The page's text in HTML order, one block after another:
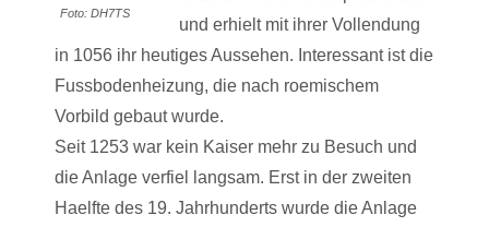
Foto: DH7TS
und erhielt mit ihrer Vollendung
in 1056 ihr heutiges Aussehen. Interessant ist die
Fussbodenheizung, die nach roemischem
Vorbild gebaut wurde.
Seit 1253 war kein Kaiser mehr zu Besuch und
die Anlage verfiel langsam. Erst in der zweiten
Haelfte des 19. Jahrhunderts wurde die Anlage